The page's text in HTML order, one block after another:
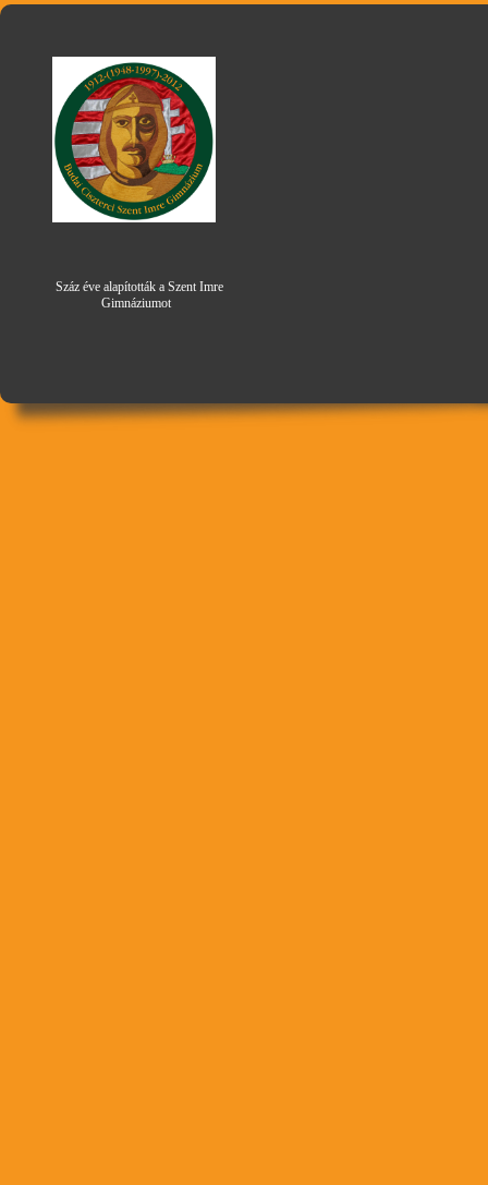
Száz éve alapították a Szent Imre
Gimnáziumot